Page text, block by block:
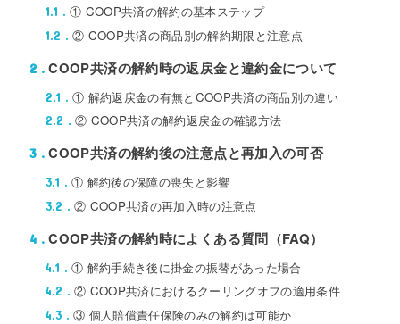
1.1 ① COOP共済の解約の基本ステップ
1.2 ② COOP共済の商品別の解約期限と注意点
2 COOP共済の解約時の返戻金と違約金について
2.1 ① 解約返戻金の有無とCOOP共済の商品別の違い
2.2 ② COOP共済の解約返戻金の確認方法
3 COOP共済の解約後の注意点と再加入の可否
3.1 ① 解約後の保障の喪失と影響
3.2 ② COOP共済の再加入時の注意点
4 COOP共済の解約時によくある質問（FAQ）
4.1 ① 解約手続き後に掛金の振替があった場合
4.2 ② COOP共済におけるクーリングオフの適用条件
4.3 ③ 個人賠償責任保険のみの解約は可能か